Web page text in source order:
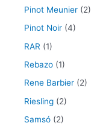
Pinot Meunier (2)
Pinot Noir (4)
RAR (1)
Rebazo (1)
Rene Barbier (2)
Riesling (2)
Samsó (2)